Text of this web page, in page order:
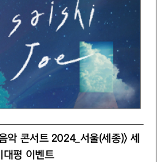
악 콘서트 2024_서울(세종)〉 세
평 이벤트